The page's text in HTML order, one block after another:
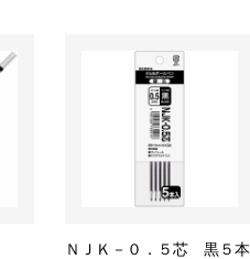
ＮＪＫ－０．５芯 黒５本